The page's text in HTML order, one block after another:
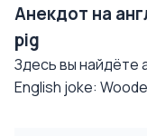
Анекдот на
pig
Здесь вы найдёте
English joke: